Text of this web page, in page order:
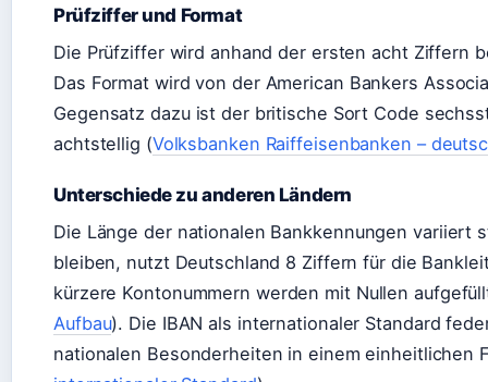
Prüfziffer und Format
Die Prüfziffer wird anhand der ersten acht Ziffern
Das Format wird von der American Bankers
Gegensatz dazu ist der britische Sort Code
achtstellig (Volksbanken Raiffeisenbanken –
Unterschiede zu anderen Ländern
Die Länge der nationalen Bankkennungen variiert
bleiben, nutzt Deutschland 8 Ziffern für die
kürzere Kontonummern werden mit Nullen
Aufbau). Die IBAN als internationaler Standard
nationalen Besonderheiten in einem einheitlichen